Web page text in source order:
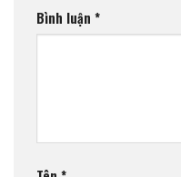
Bình luận *